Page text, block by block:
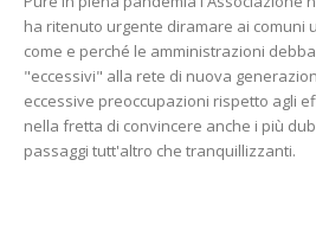
ha ritenuto urgente diramare ai comuni
come e perché le amministrazioni
"eccessivi" alla rete di nuova
eccessive preoccupazioni rispetto agli
nella fretta di convincere anche i più
passaggi tutt'altro che tranquillizzanti.